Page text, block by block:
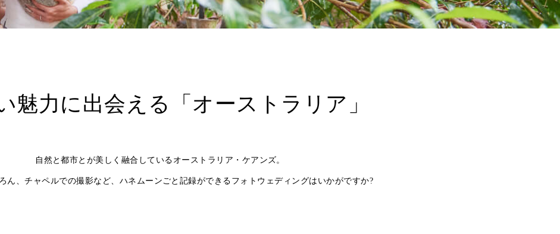
魅力に出会える「オーストラリア」
自然と都市とが美しく融合しているオーストラリア・ケアンズ。
ん、チャペルでの撮影など、ハネムーンごと記録ができるフォトウェディングはいかがですか?